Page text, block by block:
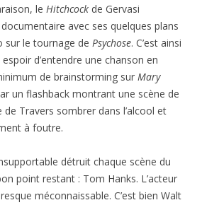
le Hitchcock de Gervasi
avec ses quelques plans
sur le tournage de Psychose. C’est ainsi
d’entendre une chanson en
de brainstorming sur Mary
un flashback montrant une scène de
Travers sombrer dans l’alcool et
à foutre.
détruit chaque scène du
point restant : Tom Hanks. L’acteur
méconnaissable. C’est bien Walt